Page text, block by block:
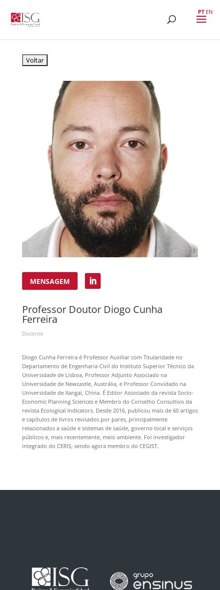
MENSAGEM
Professor Doutor Diogo Cunha
Ferreira
Docente
Diogo Cunha Ferreira é Professor Auxiliar com Titularidade no
Departamento de Engenharia Civil do Instituto Superior Técnico da
Universidade de Lisboa, Professor Adjunto Associado na
Universidade de Newcastle, Austrália, e Professor Convidado na
Universidade de Xangai, China. É Editor Associado da revista Socio-
Economic Planning Sciences e Membro do Conselho Consultivo da
revista Ecological Indicators. Desde 2016, publicou mais de 60 artigos
e capítulos de livros revisados por pares, principalmente
relacionados a saúde e sistemas de saúde, governo local e serviços
públicos e, mais recentemente, meio ambiente. Foi investigador
integrado do CERIS, sendo agora membro do CEGIST.
PT EN